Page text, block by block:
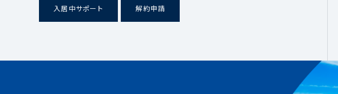
入居中サポート 解約申請